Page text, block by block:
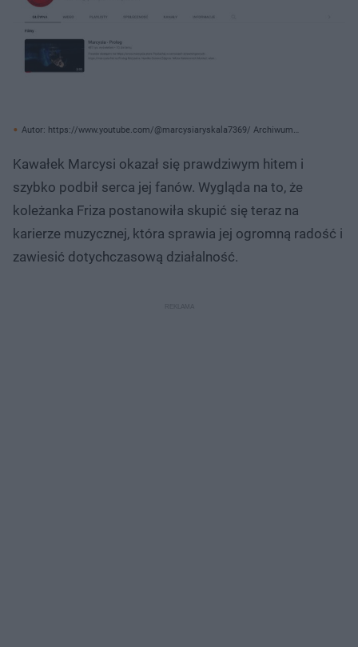
Autor: https://www.youtube.com/@marcysiaryskala7369/ Archiwum
Kawałek Marcysi okazał się prawdziwym hitem i
szybko podbił serca jej fanów. Wygląda na to, że
koleżanka Friza postanowiła skupić się teraz na
karierze muzycznej, która sprawia jej ogromną radość i
zawiesić dotychczasową działalność.